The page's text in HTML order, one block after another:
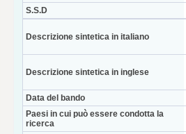
S.S.D
Descrizione sintetica in italiano
Descrizione sintetica in inglese
Data del bando
Paesi in cui può essere condotta la
ricerca